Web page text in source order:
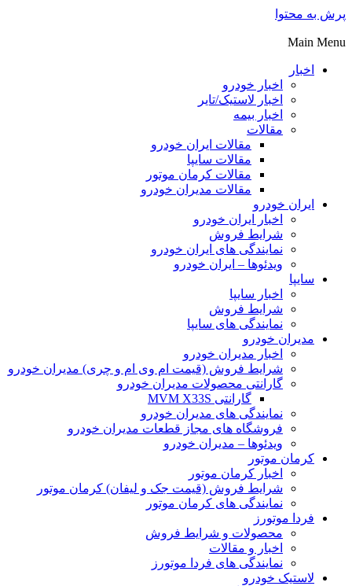
پرش به محتوا
Main Menu
اخبار
اخبار خودرو
اخبار لاستیک/تایر
اخبار بیمه
مقالات
مقالات ایران خودرو
مقالات سایپا
مقالات کرمان موتور
مقالات مدیران خودرو
ایران خودرو
اخبار ایران خودرو
شرایط فروش
نمایندگی های ایران خودرو
ویدئوها – ایران خودرو
سایپا
اخبار سایپا
شرایط فروش
نمایندگی های سایپا
مدیران خودرو
اخبار مدیران خودرو
شرایط فروش (قیمت ام وی ام و چری) مدیران خودرو
گارانتی محصولات مدیران خودرو
گارانتی MVM X33S
نمایندگی های مدیران خودرو
فروشگاه های مجاز قطعات مدیران خودرو
ویدئوها – مدیران خودرو
کرمان موتور
اخبار کرمان موتور
شرایط فروش (قیمت جک و لیفان) کرمان موتور
نمایندگی های کرمان موتور
فردا موتورز
محصولات و شرایط فروش
اخبار و مقالات
نمایندگی های فردا موتورز
لاستیک خودرو